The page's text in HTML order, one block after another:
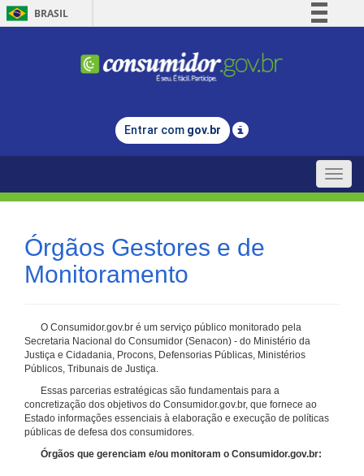
BRASIL
Comunica BR
Legislação
Entrar com gov.br
Toggle
Órgãos Gestores e de
Monitoramento
O Consumidor.gov.br é um serviço público monitorado pela
Secretaria Nacional do Consumidor (Senacon) - do Ministério da
Justiça e Cidadania, Procons, Defensorias Públicas, Ministérios
Públicos, Tribunais de Justiça.
Essas parcerias estratégicas são fundamentais para a
concretização dos objetivos do Consumidor.gov.br, que fornece ao
Estado informações essenciais à elaboração e execução de políticas
públicas de defesa dos consumidores.
Órgãos que gerenciam e/ou monitoram o Consumidor.gov.br: